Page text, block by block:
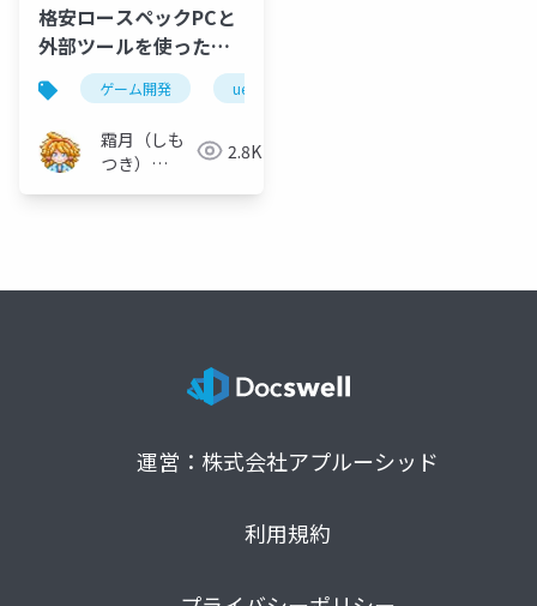
格安ロースペックPCと
外部ツールを使った
UE5ゲーム開発～導入
編～（追記版）
ゲーム開発 ue5
霜月（しも
つき）
2.8K
運営：株式会社アプルーシッド
利用規約